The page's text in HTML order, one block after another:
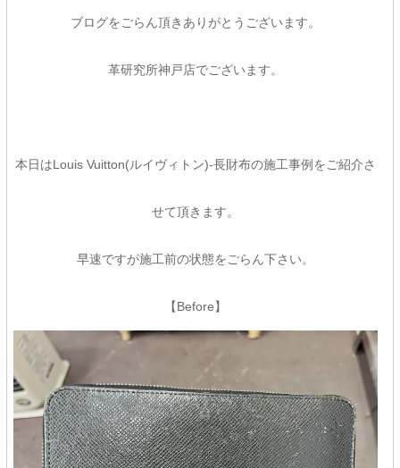
ブログをごらん頂きありがとうございます。
革研究所神戸店でございます。
本日はLouis Vuitton(ルイヴィトン)-長財布の施工事例をご紹介さ
せて頂きます。
早速ですが施工前の状態をごらん下さい。
【Before】